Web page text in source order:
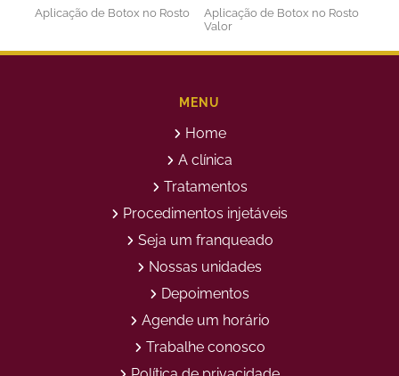
Aplicação de Botox no Rosto
Aplicação de Botox no Rosto
Valor
Aplicação de Botox nos
Aplicação de Botox Preço
Barriga
no Glúteo Valor
Bioestimulador de Colageno
Bioestimuladores de
Colágeno
Colágeno Injetável
Clareamento Facial
Botox
Clinica de Depilação a Laser
Clinica de Estetica Avançada
Clinica de Estetica Limpeza
Clinica de Limpeza de Pele
Clinica de Limpeza de Pele
Clinica de Preenchimento
MENU
Home
A clínica
Tratamentos
Procedimentos injetáveis
Seja um franqueado
Nossas unidades
Depoimentos
Agende um horário
Trabalhe conosco